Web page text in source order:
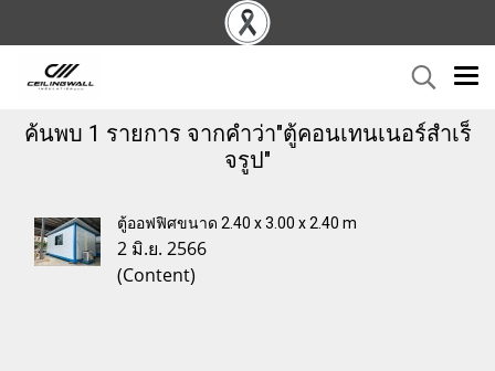
ค้นพบ 1 รายการ จากคำว่า"ตู้คอนเทนเนอร์สําเร็
จรูป"
ตู้ออฟฟิศขนาด 2.40 x 3.00 x 2.40 m
2 มิ.ย. 2566
(Content)